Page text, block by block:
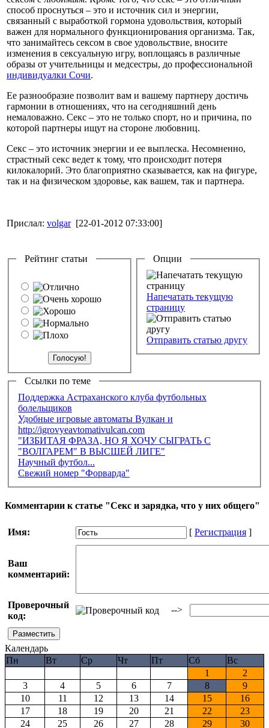
способ проснуться – это и источник сил и энергии,
связанный с выработкой гормона удовольствия, который
важен для нормального функционирования организма. Так,
что занимайтесь сексом в свое удовольствие, вносите
изменения в сексуальную игру, воплощаясь в различные
образы от учительницы и медсестры, до профессиональной
индивидуалки Сочи.
Ее разнообразие позволит вам и вашему партнеру достичь
гармонии в отношениях, что на сегодняшний день
немаловажно. Секс – это не только спорт, но и причина, по
которой партнеры ищут на стороне любовниц.
Секс – это источник энергии и ее выплеска. Несомненно,
страстный секс ведет к тому, что происходит потеря
килокалорий. Это благоприятно сказывается, как на фигуре,
так и на физическом здоровье, как вашем, так и партнера.
Прислал: volgar [22-01-2012 07:33:00]
Рейтинг статьи Опции
Напечатать текущую
страницу
Отправить статью другу
Ссылки по теме
Поддержка Астраханского клуба футбольных
болельщиков
Удобные игровые автоматы Вулкан и
http://igrovyeavtomativulcan.com
"ИЗБИТАЯ ФРАЗА, НО Я ХОЧУ СЫГРАТЬ С
"ВОЛГАРЕМ" В ВЫСШЕЙ ЛИГЕ"
Научный футбол...
Свежий номер "Форварда"
Комментарии к статье "Секс и зарядка, что у них общего"
Имя: [ Регистрация ]
Ваш
комментарий:
Проверочный
код:
-->
Календарь
Пн
Вт Ср Чт Пт Сб
Вс
1
2
3
4 5 6 7 8
9
10
11 12 13 14 15
16
17
18 19 20 21 22
23
24
25 26 27 28 29
30